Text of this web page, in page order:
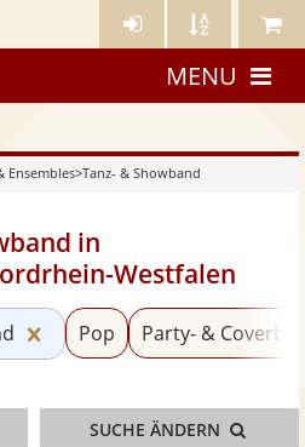
Künstler- Künstler Meine
MENU
Ensembles>Tanz- & Showband
in
Westfalen
Ensembles»Kategorie «Tanz- &
Pop Party- &
SUCHE ÄNDERN